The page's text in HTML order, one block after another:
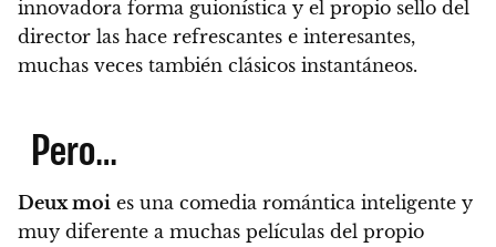
innovadora forma guionística y el propio sello del
director las hace refrescantes e interesantes,
muchas veces también clásicos instantáneos.
Pero…
Deux moi es una comedia romántica inteligente y
muy diferente a muchas películas del propio